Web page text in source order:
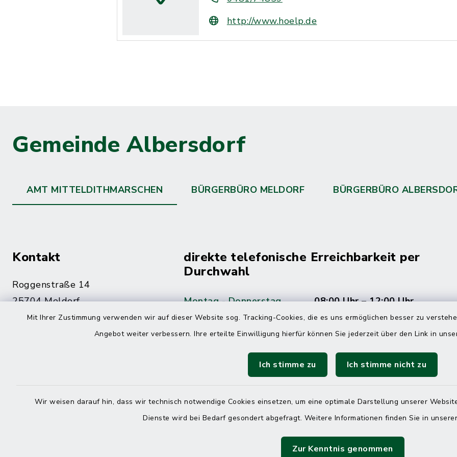
Mit Ihrer Zustimmung verwenden wir auf dieser Website sog. Tracking-Cookies, die es uns ermöglichen besser zu
Angebot weiter verbessern. Ihre erteilte Einwilligung hierfür können Sie jederzeit über den Link in
Ich stimme zu Ich stimme nicht zu
Wir weisen darauf hin, dass wir technisch notwendige Cookies einsetzen, um eine optimale Darstellung unserer
Dienste wird bei Bedarf gesondert abgefragt. Weitere Informationen finden Sie in
Zur Kenntnis genommen
http://www.hoelp.de
Gemeinde Albersdorf
AMT MITTELDITHMARSCHEN BÜRGERBÜRO MELDORF BÜRGERBÜRO
Kontakt
Roggenstraße 14
25704 Meldorf
04832 6065-0
Amt Mitteldithmarschen
direkte telefonische Erreichbarkeit per
Durchwahl
Montag - Donnerstag
08:00 Uhr – 12:00 Uhr
14:00 Uhr – 16:00 Uhr
Freitag
08:00 Uhr – 12:00 Uhr
Haben Sie ein dringendes Anliegen, finden aber online
Telefonnummer 04832 6065 0 an!